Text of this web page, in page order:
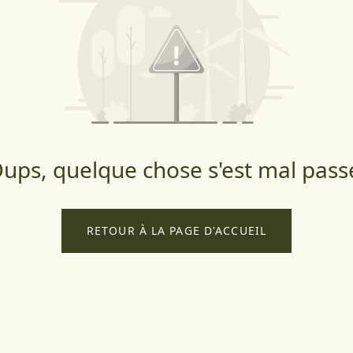
quelque chose s'est mal
RETOUR À LA PAGE D'ACCUEIL